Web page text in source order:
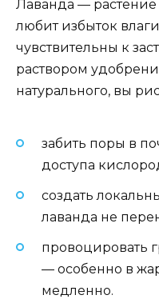
Лаванда — растение
любит избыток
чувствительны к
раствором
натурального, вы
забить поры в
доступа
создать
лаванда не
провоцировать
— особенно в
медленно.